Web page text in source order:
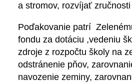
a stromov, rozvíjať
Poďakovanie patrí
fondu za dotáciu ,vedeniu
zdroje z rozpočtu školy na
odstránenie pňov,
navozenie zeminy,